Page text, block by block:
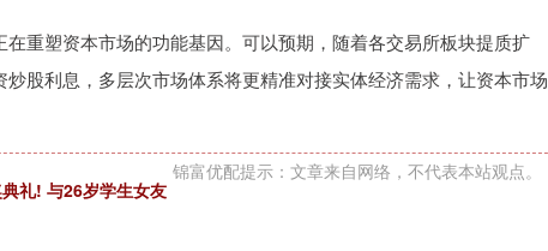
塑资本市场的功能基因。可以预期，随着各交易所板块提质扩
股利息，多层次市场体系将更精准对接实体经济需求，让资本市场
锦富优配提示：文章来自网络，不代表本站观点。
礼! 与26岁学生女友